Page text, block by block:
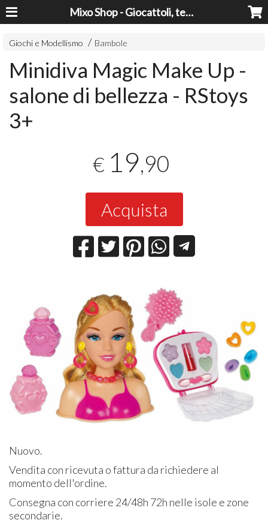
Mixo Shop - Giocattoli, tecnologia, casa e giardino a prezzi super!
Giochi e Modellismo Bambole
Minidiva Magic Make Up -
salone di bellezza - RStoys
3+
€ 19,90
Acquista
Nuovo.
Vendita con ricevuta o fattura da richiedere al
momento dell'ordine.
Consegna con corriere 24/48h 72h nelle isole e zone
secondarie.